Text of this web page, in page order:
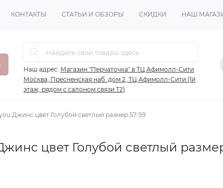
КОНТАКТЫ СТАТЬИ И ОБЗОРЫ СКИДКИ НАШ
Наш адрес: Магазин "Перчаточка" в ТЦ Афимолл-Сити
Москва, Пресненская наб. дом 2, ТЦ Афимолл-Сити (1й
этаж, рядом с салоном связи Т2)
Джинс цвет Голубой светлый размер 57-59
цвет Голубой светлый